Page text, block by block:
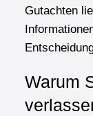
Gutachten
Warum